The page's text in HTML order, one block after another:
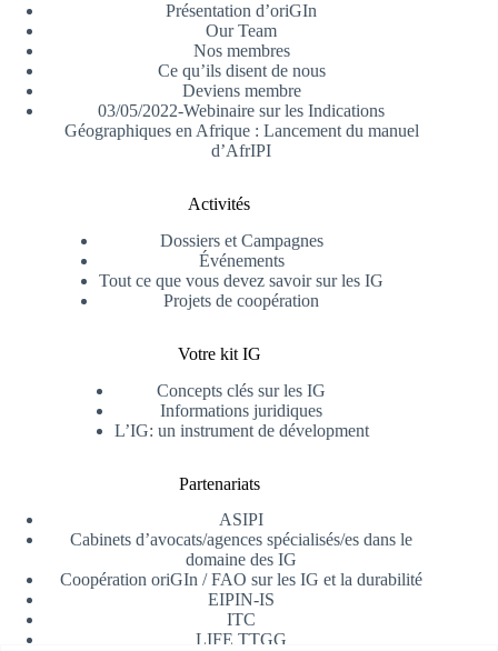
Présentation d’oriGIn
Our Team
Nos membres
Ce qu’ils disent de nous
Deviens membre
03/05/2022-Webinaire sur les Indications
Géographiques en Afrique : Lancement du manuel
d’AfrIPI
Activités
Dossiers et Campagnes
Événements
Tout ce que vous devez savoir sur les IG
Projets de coopération
Votre kit IG
Concepts clés sur les IG
Informations juridiques
L’IG: un instrument de dévelopment
Partenariats
ASIPI
Cabinets d’avocats/agences spécialisés/es dans le
domaine des IG
Coopération oriGIn / FAO sur les IG et la durabilité
EIPIN-IS
ITC
LIFE TTGG